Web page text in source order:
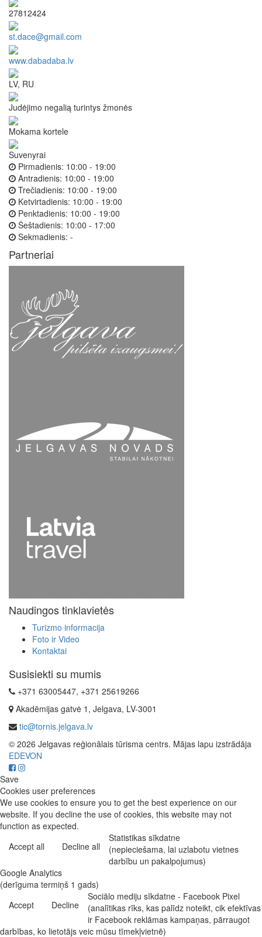
27812424
st.dace@gmail.com
www.dabadaba.lv
LV, RU
Judėjimo negalią turintys žmonės
Mokama kortele
Suvenyrai
Pirmadienis: 10:00 - 19:00
Antradienis: 10:00 - 19:00
Trečiadienis: 10:00 - 19:00
Ketvirtadienis: 10:00 - 19:00
Penktadienis: 10:00 - 19:00
Šeštadienis: 10:00 - 17:00
Sekmadienis: -
Partneriai
Naudingos tinklavietės
Turizmo informacija
Foto ir Video
Kontaktai
Susisiekti su mumis
+371 63005447, +371 25619266
Akadēmijas gatvė 1, Jelgava, LV-3001
tic@tornis.jelgava.lv
© 2026 Jelgavas reģionālais tūrisma centrs. Mājas lapu izstrādāja
EDEVON
Save
Cookies user preferences
We use cookies to ensure you to get the best experience on our
website. If you decline the use of cookies, this website may not
function as expected.
Accept all
Decline all
Statistikas sīkdatne
(nepieciešama, lai uzlabotu vietnes
darbību un pakalpojumus)
Google Analytics
(derīguma termiņš 1 gads)
Accept
Decline
Sociālo mediju sīkdatne - Facebook Pixel
(analītikas rīks, kas palīdz noteikt, cik efektīvas
ir Facebook reklāmas kampaņas, pārraugot
darbības, ko lietotājs veic mūsu tīmekļvietnē)